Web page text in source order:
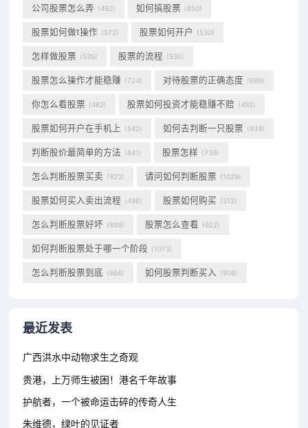
公司股票怎么弄 (492) 如何搞股票 (650)
股票如何做t操作 (572) 股票如何开户 (530)
怎样做股票 (535) 股票的流程 (530)
股票怎么操作才能稳赚 (724) 对待股票的正确态度 (689)
你怎么看股票 (482) 股票如何投资才能稳赚不赔 (492)
股票如何开户在手机上 (542) 如何去判断一只股票 (934)
判断股价最简单的方法 (841) 股票怎样 (739)
怎么判断股票买卖 (923) 请问如何判断股票 (1029)
股票如何买入卖出流程 (498) 股票如何购买 (512)
怎么判断股票好坏 (888) 股票怎么查看 (622)
如何判断股票处于哪一个阶段 (1073)
怎么判断股票到底 (868) 如何股票判断买入 (908)
最近发表
广西洪水中动物求生之奇观
贵港，上万师生被困！港名千年故事
护航者，一个被命运击碎的传奇人生
朱维德，绿叶的见证者